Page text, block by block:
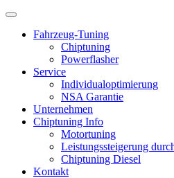
Fahrzeug-Tuning
Chiptuning
Powerflasher
Service
Individualoptimierung
NSA Garantie
Unternehmen
Chiptuning Info
Motortuning
Leistungssteigerung
Chiptuning Diesel
Kontakt